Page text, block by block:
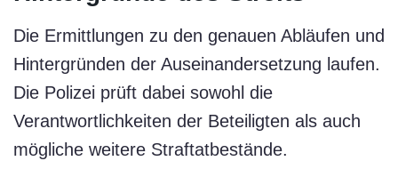
Die Ermittlungen zu den genauen Abläufen und
Hintergründen der Auseinandersetzung laufen.
Die Polizei prüft dabei sowohl die
Verantwortlichkeiten der Beteiligten als auch
mögliche weitere Straftatbestände.